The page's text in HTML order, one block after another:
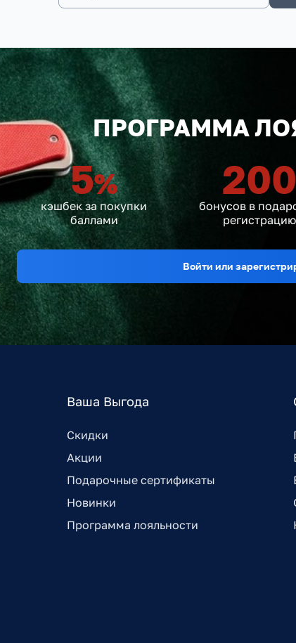
ПРОГРАММА
5%
кэшбек за покупки
баллами
200
бонусов в
регистрацию
Войти или
Ваша Выгода
Скидки
Акции
Подарочные сертификаты
Новинки
Программа лояльности